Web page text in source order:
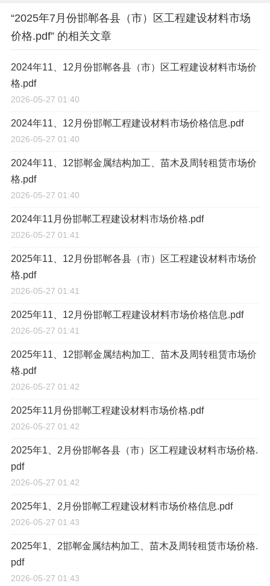
“2025年7月份邯郸各县（市）区工程建设材料市场
价格.pdf” 的相关文章
2024年11、12月份邯郸各县（市）区工程建设材料市场价
格.pdf
2026-05-27 01:40
2024年11、12月份邯郸工程建设材料市场价格信息.pdf
2026-05-27 01:40
2024年11、12邯郸金属结构加工、苗木及周转租赁市场价
格.pdf
2026-05-27 01:40
2024年11月份邯郸工程建设材料市场价格.pdf
2026-05-27 01:41
2025年11、12月份邯郸各县（市）区工程建设材料市场价
格.pdf
2026-05-27 01:41
2025年11、12月份邯郸工程建设材料市场价格信息.pdf
2026-05-27 01:41
2025年11、12邯郸金属结构加工、苗木及周转租赁市场价
格.pdf
2026-05-27 01:42
2025年11月份邯郸工程建设材料市场价格.pdf
2026-05-27 01:42
2025年1、2月份邯郸各县（市）区工程建设材料市场价格.
pdf
2026-05-27 01:42
2025年1、2月份邯郸工程建设材料市场价格信息.pdf
2026-05-27 01:43
2025年1、2邯郸金属结构加工、苗木及周转租赁市场价格.
pdf
2026-05-27 01:43